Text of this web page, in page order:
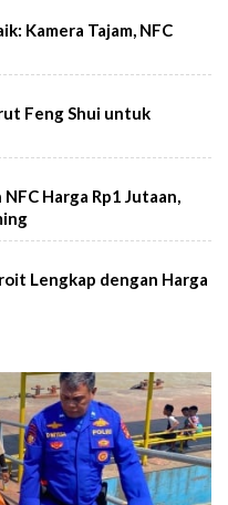
Kamera Tajam, NFC
Feng Shui untuk
Harga Rp1 Jutaan,
Lengkap dengan Harga